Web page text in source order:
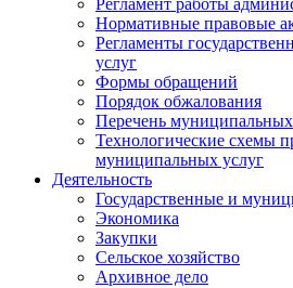
Регламент работы
Нормативные правовые
Регламенты
услуг
Формы обращений
Порядок обжалования
Перечень муниципальных
Технологические схемы
муниципальных услуг
Деятельность
Государственные и
Экономика
Закупки
Сельское хозяйство
Архивное дело